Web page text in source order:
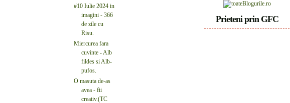
Prieteni prin GFC
#10 Iulie 2024 in
imagini - 366
de zile cu
Risu.
Miercurea fara
cuvinte - Alb
fildes si Alb-
pufos.
O masuta de-as
avea - fii
creativ.(TC